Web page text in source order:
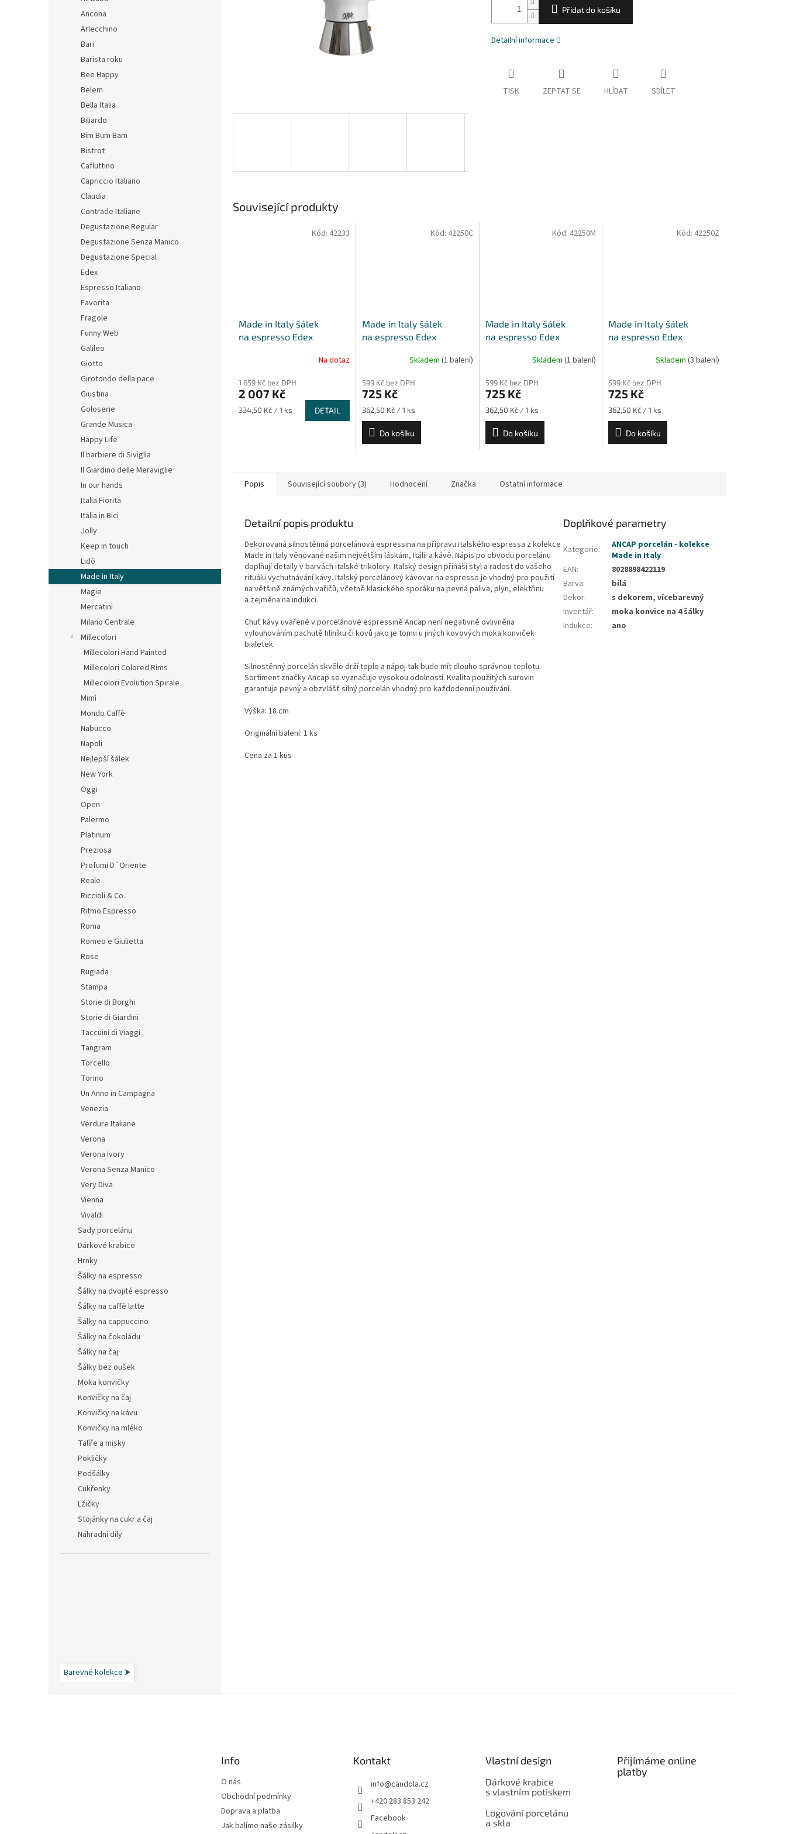
Ancona
Arlecchino
Bari
Barista roku
Bee Happy
Belem
Bella Italia
Biliardo
Bim Bum Bam
Bistrot
Cafluttino
Capriccio Italiano
Claudia
Contrade Italiane
Degustazione Regular
Degustazione Senza Manico
Degustazione Special
Edex
Espresso Italiano
Favorita
Fragole
Funny Web
Galileo
Giotto
Girotondo della pace
Giustina
Goloserie
Grande Musica
Happy Life
Il barbiere di Siviglia
Il Giardino delle Meraviglie
In our hands
Italia Fiorita
Italia in Bici
Jolly
Keep in touch
Lidò
Made in Italy
Magie
Mercatini
Milano Centrale
Millecolori
Millecolori Hand Painted
Millecolori Colored Rims
Millecolori Evolution Spirale
Mimì
Mondo Caffè
Nabucco
Napoli
Nejlepší šálek
New York
Oggi
Open
Palermo
Platinum
Preziosa
Profumi D´Oriente
Reale
Riccioli & Co.
Ritmo Espresso
Roma
Romeo e Giulietta
Rose
Rugiada
Stampa
Storie di Borghi
Storie di Giardini
Taccuini di Viaggi
Tangram
Torcello
Torino
Un Anno in Campagna
Venezia
Verdure Italiane
Verona
Verona Ivory
Verona Senza Manico
Very Diva
Vienna
Vivaldi
Sady porcelánu
Dárkové krabice
Hrnky
Šálky na espresso
Šálky na dvojité espresso
Šálky na caffè latte
Šálky na cappuccino
Šálky na čokoládu
Šálky na čaj
Šálky bez oušek
Moka konvičky
Konvičky na čaj
Konvičky na kávu
Konvičky na mléko
Talíře a misky
Pokličky
Podšálky
Cukřenky
Lžičky
Stojánky na cukr a čaj
Náhradní díly
Barevné kolekce ⮞
Přidat do košíku
Detailní informace
TISK ZEPTAT SE HLÍDAT SDÍLET
Související produkty
Made in Italy šálek
na espresso Edex
Na dotaz
1 659 Kč bez DPH
2 007 Kč
Měrná
334,50 Kč / 1 ks DETAIL
Kód: 42233
Made in Italy šálek
na espresso Edex
Skladem (1 balení)
599 Kč bez DPH
725 Kč
Měrná
cena:
362,50 Kč / 1 ks
Do košíku
Kód: 42250C
Made in Italy šálek
na espresso Edex
Skladem(1 balení)
599 Kč bez DPH
725 Kč
Měrná
cena:
362,50 Kč / 1 ks
Do košíku
Kód: 42250M
Made in Italy šálek
na espresso Edex
Skladem (3 balení)
599 Kč bez DPH
725 Kč
Měrná
cena:
362,50 Kč / 1 ks
Do košíku
Kód: 42250Z
Popis Související soubory (3) Hodnocení Značka Ostatní informace
Detailní popis produktu
Dekorovaná silnostěnná porcelánová espressina na přípravu italského espressa z kolekce
Made in Italy věnované našim největším láskám, Itálii a kávě. Nápis po obvodu porcelánu
doplňují detaily v barvách italské trikolory. Italský design přináší styl a radost do vašeho
rituálu vychutnávání kávy. Italský porcelánový kávovar na espresso je vhodný pro použití
na většině známých vařičů, včetně klasického sporáku na pevná paliva, plyn, elektřinu
a zejména na indukci.
Chuť kávy uvařené v porcelánové espressině Ancap není negativně ovlivněna
vylouhováním pachutě hliníku či kovů jako je tomu u jiných kovových moka konviček
bialetek.
Silnostěnný porcelán skvěle drží teplo a nápoj tak bude mít dlouho správnou teplotu.
Sortiment značky Ancap se vyznačuje vysokou odolností. Kvalita použitých surovin
garantuje pevný a obzvlášť silný porcelán vhodný pro každodenní používání.
Výška: 18 cm
Originální balení: 1 ks
Cena za 1 kus
Doplňkové parametry
Kategorie:
ANCAP porcelán - kolekce
Made in Italy
EAN:
8028898422119
Barva:
bílá
Dekor:
s dekorem, vícebarevný
Inventář:
moka konvice na 4 šálky
Indukce: ano
Info
O nás
Obchodní podmínky
Doprava a platba
Jak balíme naše zásilky
Kontakt
info@candola.cz
+420 283 853 242
Facebook
Vlastní design
Dárkové krabice
s vlastním potiskem
Logování porcelánu
a skla
Přijímáme online
platby